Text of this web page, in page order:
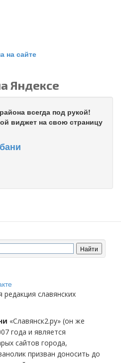
на сайте
Яндексе
всегда под рукой!
виджет на свою страницу
славянских
«Славянск2.ру» (он же
года и является
сайтов города,
призван доносить до